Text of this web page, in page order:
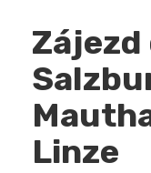
Zájezd
Linze